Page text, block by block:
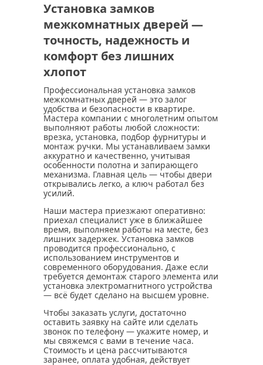
Установка замков
межкомнатных дверей —
точность, надежность и
комфорт без лишних
хлопот
Профессиональная установка замков
межкомнатных дверей — это залог
удобства и безопасности в квартире.
Мастера компании с многолетним опытом
выполняют работы любой сложности:
врезка, установка, подбор фурнитуры и
монтаж ручки. Мы устанавливаем замки
аккуратно и качественно, учитывая
особенности полотна и запирающего
механизма. Главная цель — чтобы двери
открывались легко, а ключ работал без
усилий.
Наши мастера приезжают оперативно:
приехал специалист уже в ближайшее
время, выполняем работы на месте, без
лишних задержек. Установка замков
проводится профессионально, с
использованием инструментов и
современного оборудования. Даже если
требуется демонтаж старого элемента или
установка электромагнитного устройства
— всё будет сделано на высшем уровне.
Чтобы заказать услуги, достаточно
оставить заявку на сайте или сделать
звонок по телефону — укажите номер, и
мы свяжемся с вами в течение часа.
Стоимость и цена рассчитываются
заранее, оплата удобная, действует